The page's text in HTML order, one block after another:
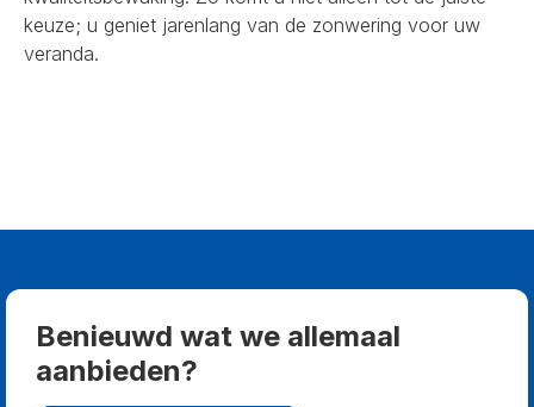
keuze; u geniet jarenlang van de zonwering voor uw
veranda.
Benieuwd wat we allemaal
aanbieden?